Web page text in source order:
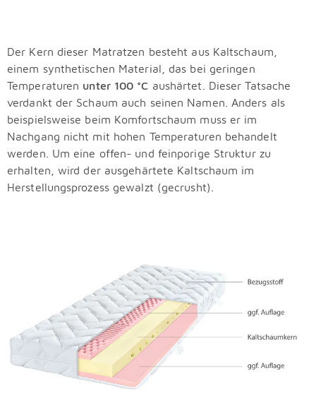
Der Kern dieser Matratzen besteht aus Kaltschaum,
einem synthetischen Material, das bei geringen
Temperaturen unter 100 °C aushärtet. Dieser Tatsache
verdankt der Schaum auch seinen Namen. Anders als
beispielsweise beim Komfortschaum muss er im
Nachgang nicht mit hohen Temperaturen behandelt
werden. Um eine offen- und feinporige Struktur zu
erhalten, wird der ausgehärtete Kaltschaum im
Herstellungsprozess gewalzt (gecrusht).